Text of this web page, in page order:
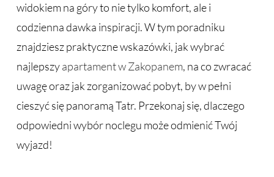
widokiem na góry to nie tylko komfort, ale i
codzienna dawka inspiracji. W tym poradniku
znajdziesz praktyczne wskazówki, jak wybrać
najlepszyapartament w Zakopanem, na co zwracać
uwagę oraz jak zorganizować pobyt, by w pełni
cieszyć się panoramą Tatr. Przekonaj się, dlaczego
odpowiedni wybór noclegu może odmienić Twój
wyjazd!